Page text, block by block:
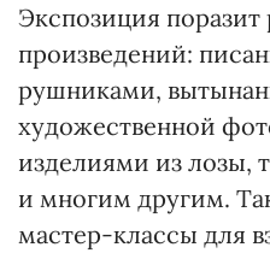
Экспозиция поразит
произведений:
рушниками,
художественной
изделиями из лозы,
и многим другим.
мастер-классы для